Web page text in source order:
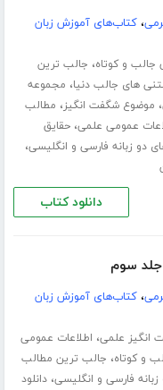
،کتاب‌های آموزش زبان
و کوتاه، جالب ترین
های جالب دنیا، مجموعه
، موضوع شگفت انگیز، مطالب
عمومی علمی،حقایق
دو زبانه فارسی و انگلیسی،
دانلود کتاب
جلد سوم
،کتاب‌های آموزش زبان
انگیز علمی، اطلاعات عمومی
و کوتاه، جالب ترین مطالب
فارسی و انگلیسی،دانلود